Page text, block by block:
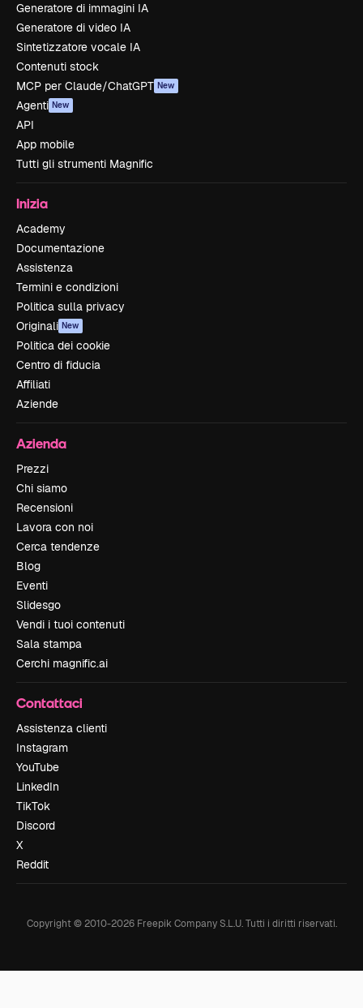
Generatore di immagini IA
Generatore di video IA
Sintetizzatore vocale IA
Contenuti stock
MCP per Claude/ChatGPT New
Agenti New
API
App mobile
Tutti gli strumenti Magnific
Inizia
Academy
Documentazione
Assistenza
Termini e condizioni
Politica sulla privacy
Originali New
Politica dei cookie
Centro di fiducia
Affiliati
Aziende
Azienda
Prezzi
Chi siamo
Recensioni
Lavora con noi
Cerca tendenze
Blog
Eventi
Slidesgo
Vendi i tuoi contenuti
Sala stampa
Cerchi magnific.ai
Contattaci
Assistenza clienti
Instagram
YouTube
LinkedIn
TikTok
Discord
X
Reddit
Copyright © 2010-2026Freepik Company S.L.U. Tutti i diritti riservati.